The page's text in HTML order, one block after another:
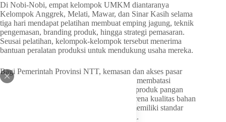
Di Nobi-Nobi, empat kelompok UMKM diantaranya
Kelompok Anggrek, Melati, Mawar, dan Sinar Kasih selama
tiga hari mendapat pelatihan membuat emping jagung, teknik
pengemasan, branding produk, hingga strategi pemasaran.
Seusai pelatihan, kelompok-kelompok tersebut menerima
bantuan peralatan produksi untuk mendukung usaha mereka.
Bagi Pemerintah Provinsi NTT, kemasan dan akses pasar
menjadi persoalan penting yang selama ini membatasi
perkembangan produk lokal desa. Produk-produk pangan
masyarakat kerap kalah bersaing bukan karena kualitas bahan
bakunya rendah, melainkan karena tidak memiliki standar
kemasan dan jalur distribusi yang memadai.